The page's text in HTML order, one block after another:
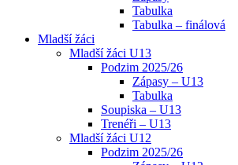
Tabulka
Tabulka – finálová
Mladší žáci
Mladší žáci U13
Podzim 2025/26
Zápasy – U13
Tabulka
Soupiska – U13
Trenéři – U13
Mladší žáci U12
Podzim 2025/26